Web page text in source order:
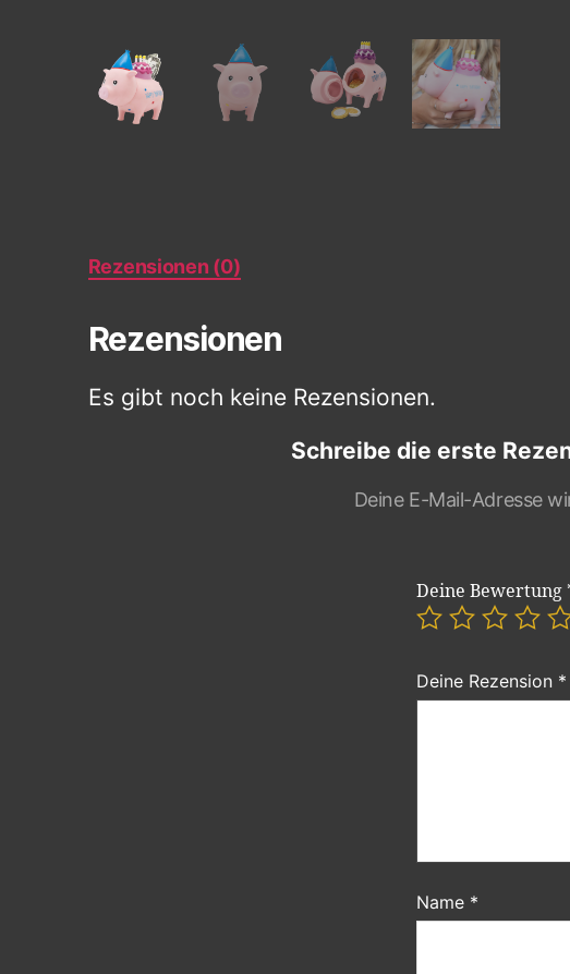
Rezensionen (0)
Rezensionen
Es gibt noch keine Rezensionen.
Schreibe die erste
Deine E-Mail-Adresse
Deine Bewertung
Deine Rezension *
Name *